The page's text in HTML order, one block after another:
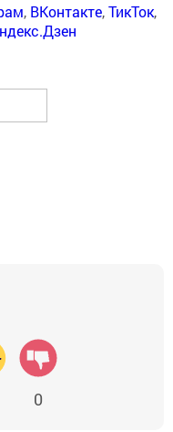
, ВКонтакте,ТикТок,
0